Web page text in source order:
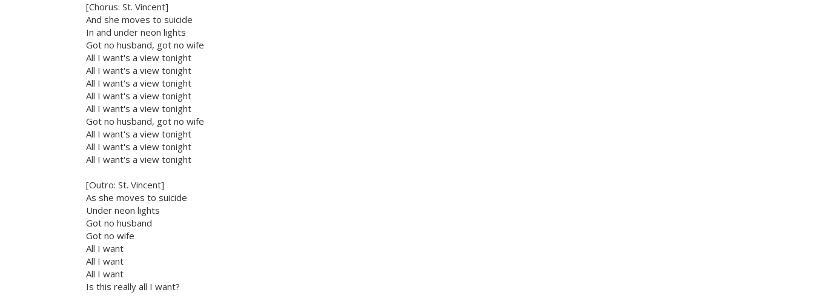
[Chorus: St. Vincent]
And she moves to suicide
In and under neon lights
Got no husband, got no wife
All I want's a view tonight
All I want's a view tonight
All I want's a view tonight
All I want's a view tonight
All I want's a view tonight
Got no husband, got no wife
All I want's a view tonight
All I want's a view tonight
All I want's a view tonight
[Outro: St. Vincent]
As she moves to suicide
Under neon lights
Got no husband
Got no wife
All I want
All I want
All I want
Is this really all I want?